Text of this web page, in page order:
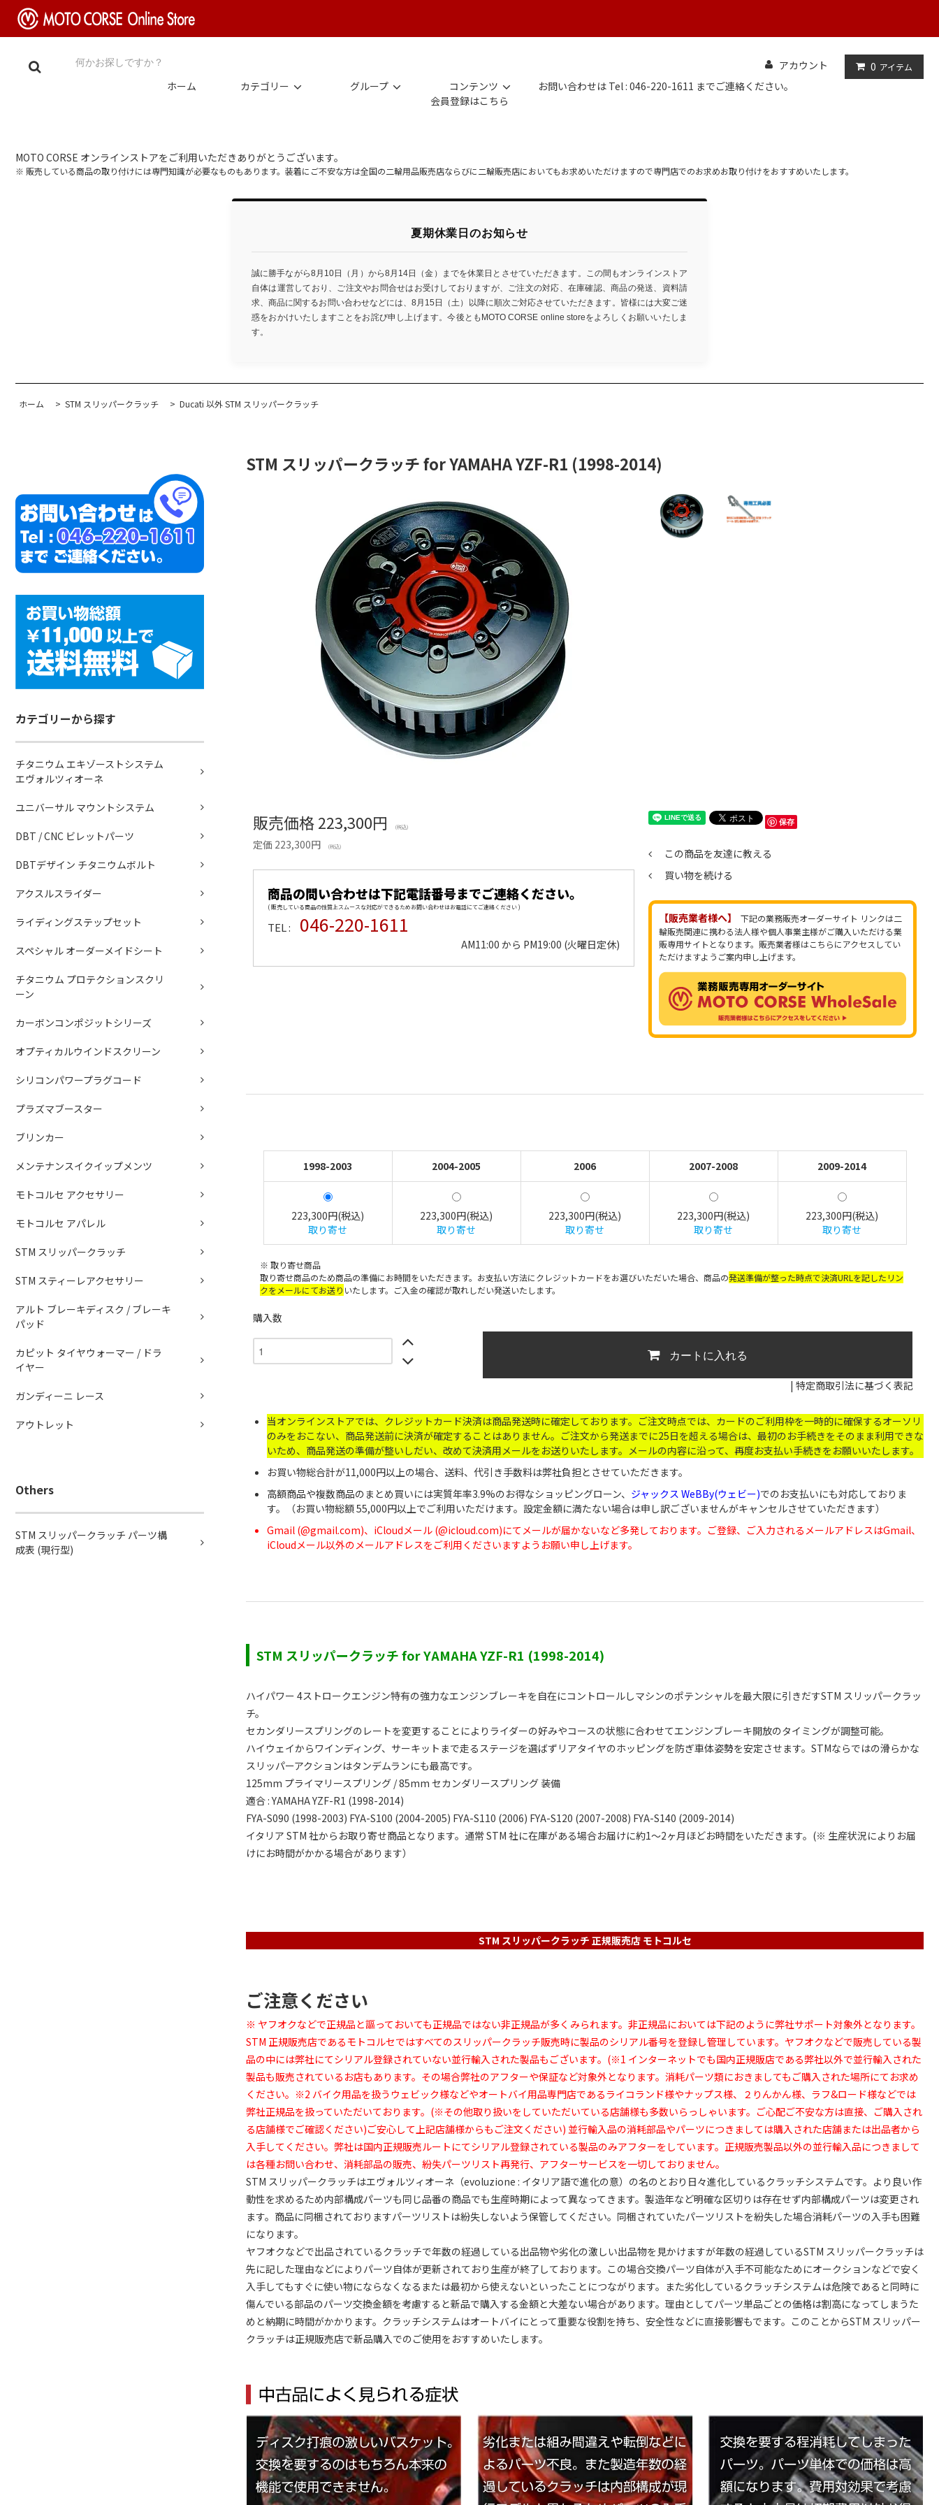
アカウント 0 アイテム
ホーム カテゴリー グループ コンテンツ
お問い合わせは Tel : 046-220-1611 までご連絡ください。
会員登録はこちら
MOTO CORSE オンラインストアをご利用いただきありがとうございます。
※ 販売している商品の取り付けには専門知識が必要なものもあります。装着にご不安な方は全国の二輪用品販売店ならびに二輪販売店においてもお求めいただけますので専門店でのお求めお取り付けをおすすめいたします。
夏期休業日のお知らせ
誠に勝手ながら8月10日（月）から8月14日（金）までを休業日とさせていただきます。この間もオンラインストア
自体は運営しており、ご注文やお問合せはお受けしておりますが、ご注文の対応、在庫確認、商品の発送、資料請
求、商品に関するお問い合わせなどには、8月15日（土）以降に順次ご対応させていただきます。皆様には大変ご迷
惑をおかけいたしますことをお詫び申し上げます。今後ともMOTO CORSE online storeをよろしくお願いいたしま
す。
ホーム > STM スリッパークラッチ > Ducati 以外 STM スリッパークラッチ
カテゴリーから探す
チタニウム エキゾーストシステム
エヴォルツィオーネ
ユニバーサル マウントシステム
DBT / CNC ビレットパーツ
DBTデザイン チタニウムボルト
アクスルスライダー
ライディングステップセット
スペシャル オーダーメイドシート
チタニウム プロテクションスクリ
ーン
カーボンコンポジットシリーズ
オプティカルウインドスクリーン
シリコンパワープラグコード
プラズマブースター
ブリンカー
メンテナンスイクイップメンツ
モトコルセ アクセサリー
モトコルセ アパレル
STM スリッパークラッチ
STM スティーレアクセサリー
アルト ブレーキディスク / ブレーキ
パッド
カピット タイヤウォーマー / ドラ
イヤー
ガンディーニ レース
アウトレット
Others
STM スリッパークラッチ パーツ構
成表 (現行型)
STM スリッパークラッチ for YAMAHA YZF-R1 (1998-2014)
販売価格223,300円 (税込)
定価 223,300円 (税込)
商品の問い合わせは下記電話番号までご連絡ください。
( 販売している商品の性質上スムースな対応ができるためお問い合わせはお電話にてご連絡ください )
TEL : 046-220-1611
AM11:00 から PM19:00 (火曜日定休)
保存
この商品を友達に教える
買い物を続ける
【販売業者様へ】
下記の業務販売オーダーサイト リンクは二
輪販売関連に携わる法人様や個人事業主様がご購入いただける業
販専用サイトとなります。販売業者様はこちらにアクセスしてい
ただけますようご案内申し上げます。
1998-2003 2004-2005 2006 2007-2008 2009-2014
223,300円(税込)
取り寄せ
223,300円(税込)
取り寄せ
223,300円(税込)
取り寄せ
223,300円(税込)
取り寄せ
223,300円(税込)
取り寄せ
※ 取り寄せ商品
取り寄せ商品のため商品の準備にお時間をいただきます。お支払い方法にクレジットカードをお選びいただいた場合、商品の発送準備が整った時点で決済URLを記したリン
クをメールにてお送り いたします。ご入金の確認が取れしだい発送いたします。
購入数
カートに入れる
| 特定商取引法に基づく表記
当オンラインストアでは、クレジットカード決済は商品発送時に確定しております。ご注文時点では、カードのご利用枠を一時的に確保するオーソリ
のみをおこない、商品発送前に決済が確定することはありません。ご注文から発送までに25日を超える場合は、最初のお手続きをそのまま利用できな
いため、商品発送の準備が整いしだい、改めて決済用メールをお送りいたします。メールの内容に沿って、再度お支払い手続きをお願いいたします。
お買い物総合計が11,000円以上の場合、送料、代引き手数料は弊社負担とさせていただきます。
高額商品や複数商品のまとめ買いには実質年率3.9%のお得なショッピングローン、 ジャックス WeBBy(ウェビー)でのお支払いにも対応しておりま
す。（お買い物総額 55,000円以上でご利用いただけます。設定金額に満たない場合は申し訳ございませんがキャンセルさせていただきます）
Gmail (@gmail.com)、iCloudメール (@icloud.com)にてメールが届かないなど多発しております。ご登録、ご入力されるメールアドレスはGmail、
iCloudメール以外のメールアドレスをご利用くださいますようお願い申し上げます。
STM スリッパークラッチ for YAMAHA YZF-R1 (1998-2014)
ハイパワー 4ストロークエンジン特有の強力なエンジンブレーキを自在にコントロールしマシンのポテンシャルを最大限に引きだすSTM スリッパークラッ
チ。
セカンダリースプリングのレートを変更することによりライダーの好みやコースの状態に合わせてエンジンブレーキ開放のタイミングが調整可能。
ハイウェイからワインディング、サーキットまで走るステージを選ばずリアタイヤのホッピングを防ぎ車体姿勢を安定させます。STMならではの滑らかな
スリッパーアクションはタンデムランにも最高です。
125mm プライマリースプリング / 85mm セカンダリースプリング 装備
適合 : YAMAHA YZF-R1 (1998-2014)
FYA-S090 (1998-2003) FYA-S100 (2004-2005) FYA-S110 (2006) FYA-S120 (2007-2008) FYA-S140 (2009-2014)
イタリア STM 社からお取り寄せ商品となります。通常 STM 社に在庫がある場合お届けに約1～2ヶ月ほどお時間をいただきます。(※ 生産状況によりお届
けにお時間がかかる場合があります）
STM スリッパークラッチ 正規販売店 モトコルセ
ご注意ください
※ ヤフオクなどで正規品と謳っておいても正規品ではない非正規品が多くみられます。非正規品においては下記のように弊社サポート対象外となります。
STM 正規販売店であるモトコルセではすべてのスリッパークラッチ販売時に製品のシリアル番号を登録し管理しています。ヤフオクなどで販売している製
品の中には弊社にてシリアル登録されていない並行輸入された製品もございます。(※1 インターネットでも国内正規販店である弊社以外で並行輸入された
製品も販売されているお店もあります。その場合弊社のアフターや保証など対象外となります。消耗パーツ類におきましてもご購入された場所にてお求め
ください。※2 バイク用品を扱うウェビック様などやオートバイ用品専門店であるライコランド様やナップス様、２りんかん様、ラフ&ロード様などでは
弊社正規品を扱っていただいております。(※その他取り扱いをしていただいている店舗様も多数いらっしゃいます。ご心配ご不安な方は直接、ご購入され
る店舗様でご確認ください)ご安心して上記店舗様からもご注文ください) 並行輸入品の消耗部品やパーツにつきましては購入された店舗または出品者から
入手してください。弊社は国内正規販売ルートにてシリアル登録されている製品のみアフターをしています。正規販売製品以外の並行輸入品につきまして
は各種お問い合わせ、消耗部品の販売、紛失パーツリスト再発行、アフターサービスを一切しておりません。
STM スリッパークラッチはエヴォルツィオーネ（evoluzione : イタリア語で進化の意）の名のとおり日々進化しているクラッチシステムです。より良い作
動性を求めるため内部構成パーツも同じ品番の商品でも生産時期によって異なってきます。製造年など明確な区切りは存在せず内部構成パーツは変更され
ます。 商品に同梱されておりますパーツリストは紛失しないよう保管してください。同梱されていたパーツリストを紛失した場合消耗パーツの入手も困難
になります。
ヤフオクなどで出品されているクラッチで年数の経過している出品物や劣化の激しい出品物を見かけますが年数の経過しているSTM スリッパークラッチは
先に記した理由などによりパーツ自体が更新されており生産が終了しております。この場合交換パーツ自体が入手不可能なためにオークションなどで安く
入手してもすぐに使い物にならなくなるまたは最初から使えないといったことにつながります。また劣化しているクラッチシステムは危険であると同時に
傷んでいる部品のパーツ交換金額を考慮すると新品で購入する金額と大差ない場合があります。理由としてパーツ単品ごとの価格は割高になってしまうた
めと納期に時間がかかります。クラッチシステムはオートバイにとって重要な役割を持ち、安全性などに直接影響もでます。このことからSTM スリッパー
クラッチは正規販売店で新品購入でのご使用をおすすめいたします。